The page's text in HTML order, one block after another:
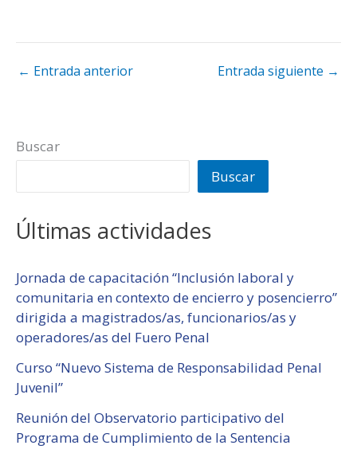
← Entrada anterior Entrada siguiente →
Buscar
Buscar
Últimas actividades
Jornada de capacitación “Inclusión laboral y
comunitaria en contexto de encierro y posencierro”
dirigida a magistrados/as, funcionarios/as y
operadores/as del Fuero Penal
Curso “Nuevo Sistema de Responsabilidad Penal
Juvenil”
Reunión del Observatorio participativo del
Programa de Cumplimiento de la Sentencia